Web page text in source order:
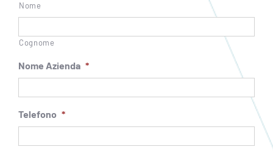
Nome
Cognome
Nome Azienda *
Telefono *